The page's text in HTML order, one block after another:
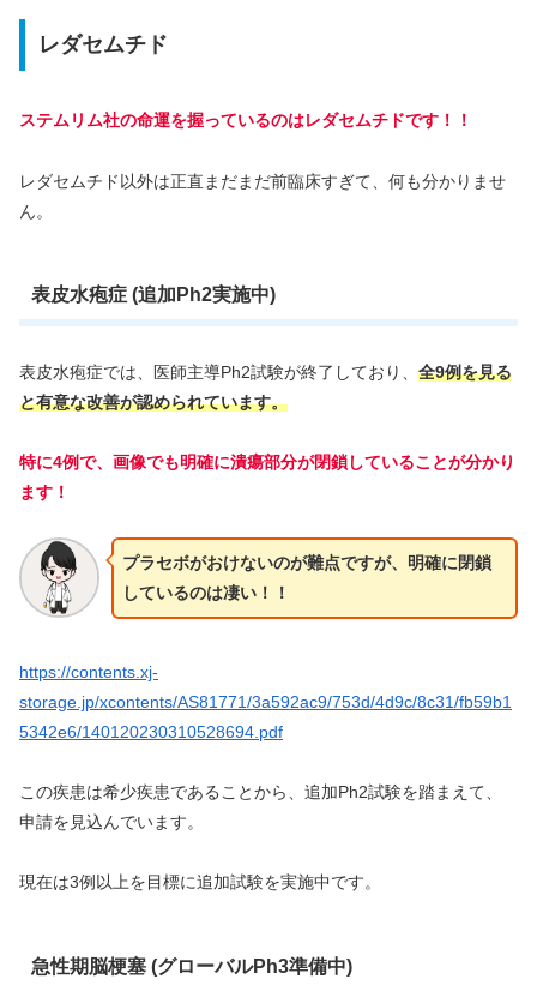
レダセムチド
ステムリム社の命運を握っているのはレダセムチドです！！
レダセムチド以外は正直まだまだ前臨床すぎて、何も分かりませ
ん。
表皮水疱症 (追加Ph2実施中)
表皮水疱症では、医師主導Ph2試験が終了しており、 全9例を見る
と有意な改善が認められています。
特に4例で、画像でも明確に潰瘍部分が閉鎖していることが分かり
ます！
プラセボがおけないのが難点ですが、明確に閉鎖
しているのは凄い！！
https://contents.xj-
storage.jp/xcontents/AS81771/3a592ac9/753d/4d9c/8c31/fb59b1
5342e6/140120230310528694.pdf
この疾患は希少疾患であることから、追加Ph2試験を踏まえて、
申請を見込んでいます。
現在は3例以上を目標に追加試験を実施中です。
急性期脳梗塞 (グローバルPh3準備中)